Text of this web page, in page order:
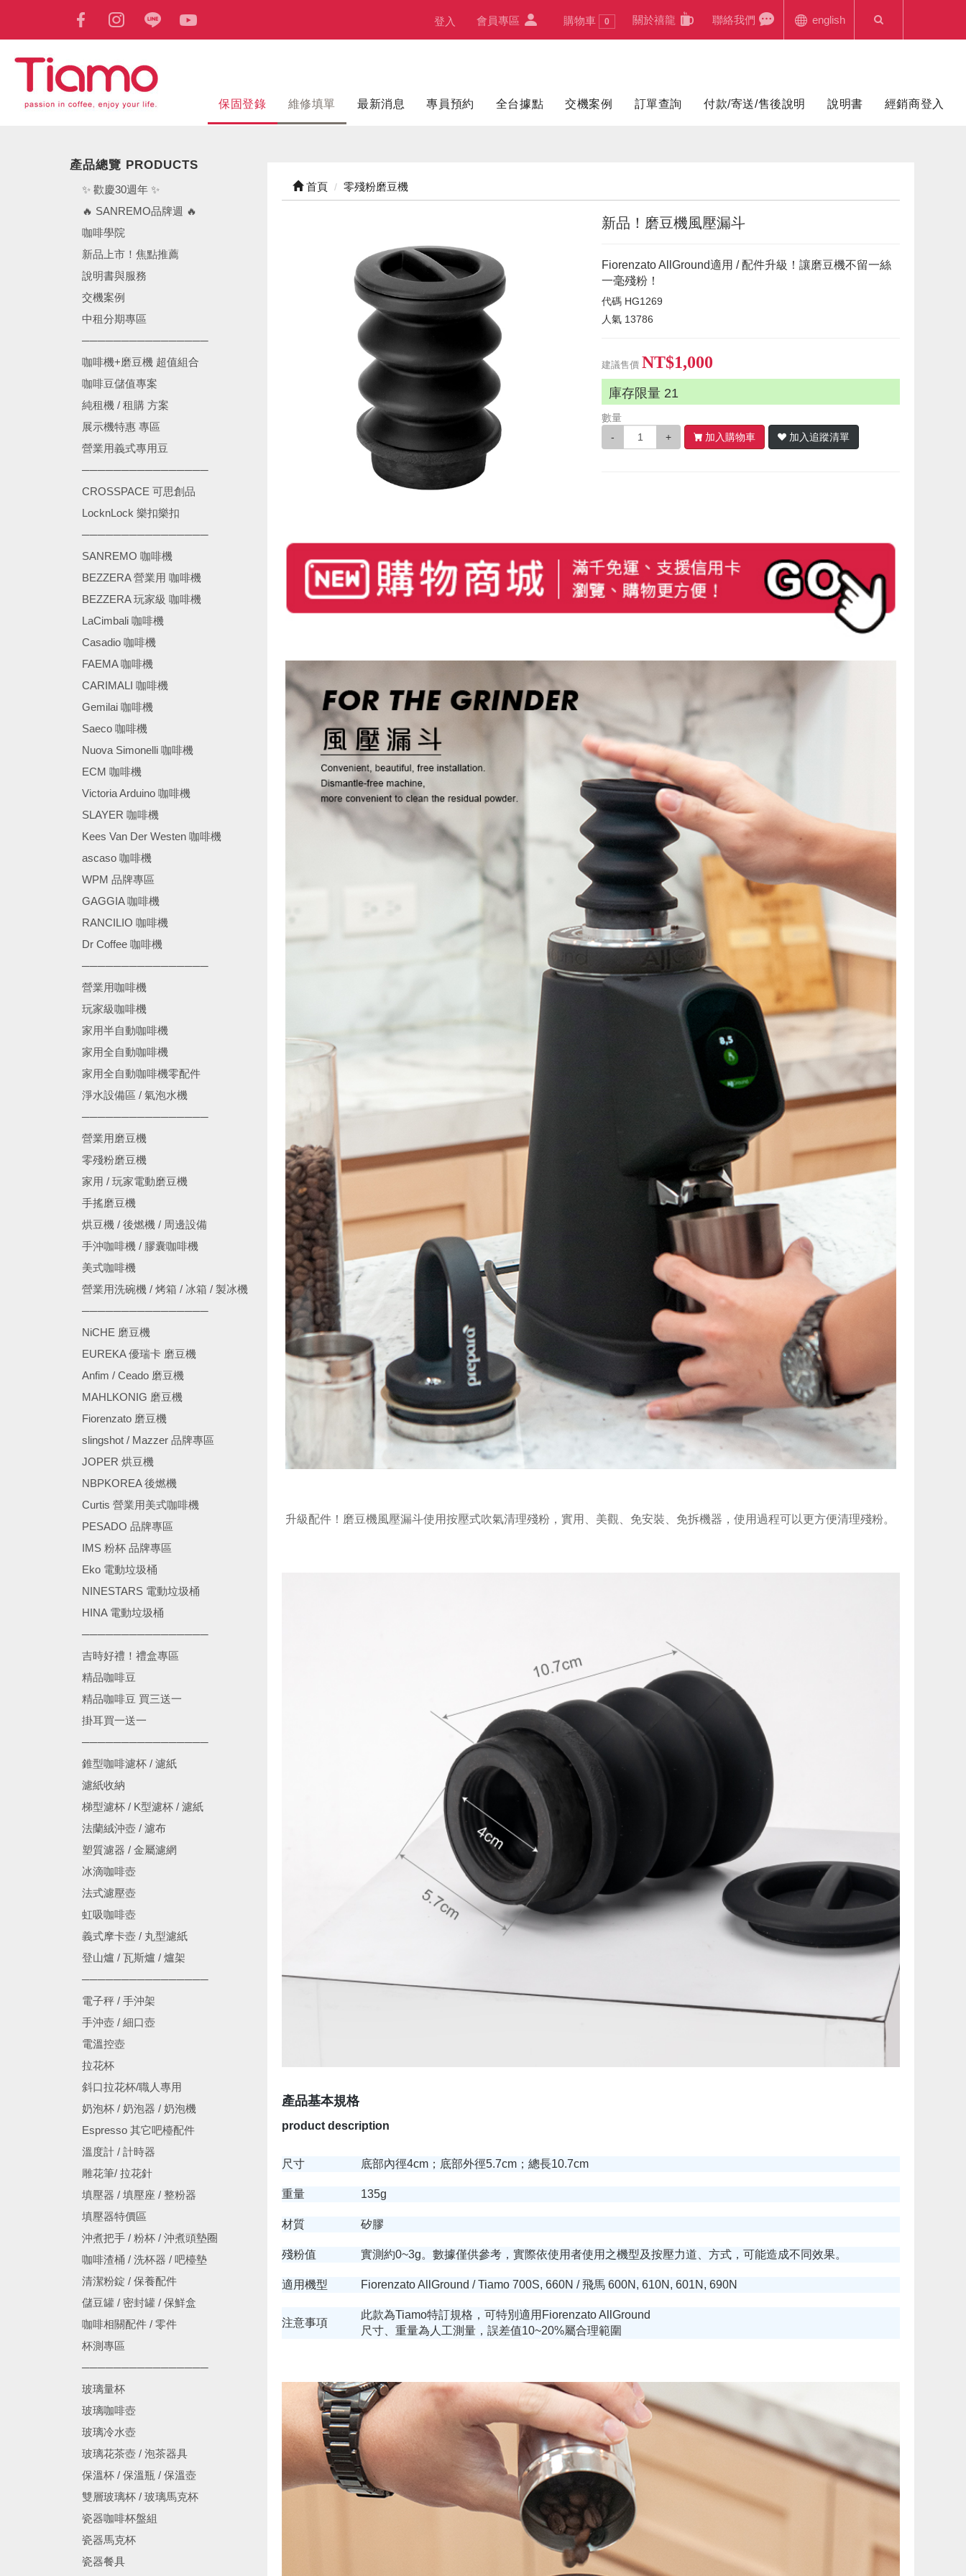
登入 會員專區 購物車 0 關於禧龍 聯絡我們 english
保固登錄 維修填單 最新消息 專員預約 全台據點 交機案例 訂單查詢 付款/寄送/售後說明 說明書 經銷商登入
產品總覽 PRODUCTS
✨ 歡慶30週年 ✨
🔥 SANREMO品牌週 🔥
咖啡學院
新品上市！焦點推薦
說明書與服務
交機案例
中租分期專區
────────────────
咖啡機+磨豆機 超值組合
咖啡豆儲值專案
純租機 / 租購 方案
展示機特惠 專區
營業用義式專用豆
────────────────
CROSSPACE 可思創品
LocknLock 樂扣樂扣
────────────────
SANREMO 咖啡機
BEZZERA 營業用 咖啡機
BEZZERA 玩家級 咖啡機
LaCimbali 咖啡機
Casadio 咖啡機
FAEMA 咖啡機
CARIMALI 咖啡機
Gemilai 咖啡機
Saeco 咖啡機
Nuova Simonelli 咖啡機
ECM 咖啡機
Victoria Arduino 咖啡機
SLAYER 咖啡機
Kees Van Der Westen 咖啡機
ascaso 咖啡機
WPM 品牌專區
GAGGIA 咖啡機
RANCILIO 咖啡機
Dr Coffee 咖啡機
────────────────
營業用咖啡機
玩家級咖啡機
家用半自動咖啡機
家用全自動咖啡機
家用全自動咖啡機零配件
淨水設備區 / 氣泡水機
────────────────
營業用磨豆機
零殘粉磨豆機
家用 / 玩家電動磨豆機
手搖磨豆機
烘豆機 / 後燃機 / 周邊設備
手沖咖啡機 / 膠囊咖啡機
美式咖啡機
營業用洗碗機 / 烤箱 / 冰箱 / 製冰機
────────────────
NiCHE 磨豆機
EUREKA 優瑞卡 磨豆機
Anfim / Ceado 磨豆機
MAHLKONIG 磨豆機
Fiorenzato 磨豆機
slingshot / Mazzer 品牌專區
JOPER 烘豆機
NBPKOREA 後燃機
Curtis 營業用美式咖啡機
PESADO 品牌專區
IMS 粉杯 品牌專區
Eko 電動垃圾桶
NINESTARS 電動垃圾桶
HINA 電動垃圾桶
────────────────
吉時好禮！禮盒專區
精品咖啡豆
精品咖啡豆 買三送一
掛耳買一送一
────────────────
錐型咖啡濾杯 / 濾紙
濾紙收納
梯型濾杯 / K型濾杯 / 濾紙
法蘭絨沖壺 / 濾布
塑質濾器 / 金屬濾網
冰滴咖啡壺
法式濾壓壺
虹吸咖啡壺
義式摩卡壺 / 丸型濾紙
登山爐 / 瓦斯爐 / 爐架
────────────────
電子秤 / 手沖架
手沖壺 / 細口壺
電溫控壺
拉花杯
斜口拉花杯/職人專用
奶泡杯 / 奶泡器 / 奶泡機
Espresso 其它吧檯配件
溫度計 / 計時器
雕花筆/ 拉花針
填壓器 / 填壓座 / 整粉器
填壓器特價區
沖煮把手 / 粉杯 / 沖煮頭墊圈
咖啡渣桶 / 洗杯器 / 吧檯墊
清潔粉錠 / 保養配件
儲豆罐 / 密封罐 / 保鮮盒
咖啡相關配件 / 零件
杯測專區
────────────────
玻璃量杯
玻璃咖啡壺
玻璃冷水壺
玻璃花茶壺 / 泡茶器具
保溫杯 / 保溫瓶 / 保溫壺
雙層玻璃杯 / 玻璃馬克杯
瓷器咖啡杯盤組
瓷器馬克杯
瓷器餐具
首頁 零殘粉磨豆機
新品！磨豆機風壓漏斗
Fiorenzato AllGround適用 / 配件升級！讓磨豆機不留一絲
一毫殘粉！
代碼 HG1269
人氣 13786
建議售價 NT$1,000
庫存限量 21
數量
-
+ 加入購物車 加入追蹤清單
升級配件！磨豆機風壓漏斗使用按壓式吹氣清理殘粉，實用、美觀、免安裝、免拆機器，使用過程可以更方便清理殘粉。
產品基本規格
product description
尺寸 底部內徑4cm；底部外徑5.7cm；總長10.7cm
重量 135g
材質 矽膠
殘粉值 實測約0~3g。數據僅供參考，實際依使用者使用之機型及按壓力道、方式，可能造成不同效果。
適用機型 Fiorenzato AllGround / Tiamo 700S, 660N / 飛馬 600N, 610N, 601N, 690N
注意事項
此款為Tiamo特訂規格，可特別適用Fiorenzato AllGround
尺寸、重量為人工測量，誤差值10~20%屬合理範圍